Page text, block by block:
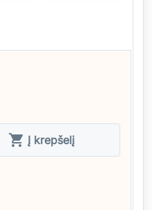
 Į krepšelį